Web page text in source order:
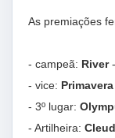
As premiações
- campeã: River
- vice: Primavera
- 3º lugar:
- Artilheira: